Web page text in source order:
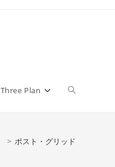
Three Plan
> ポスト・グリッド